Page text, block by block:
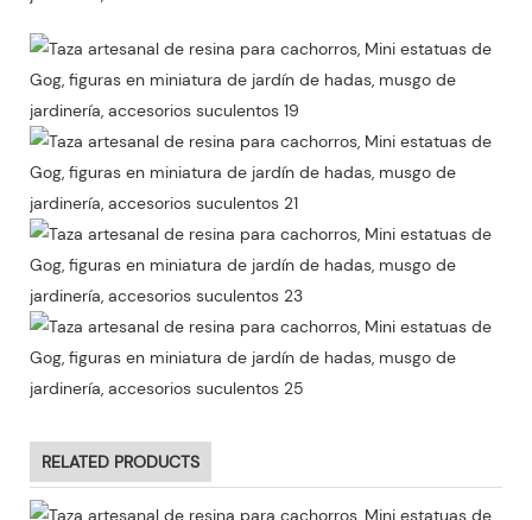
RELATED PRODUCTS